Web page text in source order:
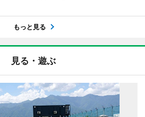
もっと見る
見る・遊ぶ